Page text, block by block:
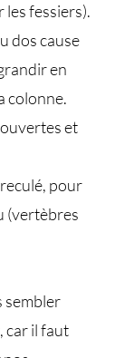
les fessiers).
dos cause
en
colonne.
et
pour
(vertèbres
sembler
car il faut